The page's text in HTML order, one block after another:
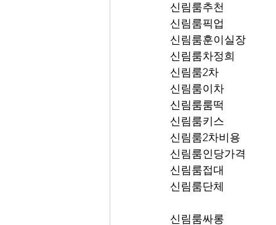
신림룸추천
신림룸훈이실장
신림룸차정희
신림룸2차
신림룸이차
신림룸룸떡
신림룸키스
신림룸2차비용
신림룸인당가격
신림룸접대
신림룸단체
신림룸싸롱